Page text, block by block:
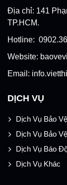
Địa chỉ: 141
TP.HCM.
Hotline:
Website:
Email:
DỊCH VỤ
Dịch Vụ Bảo
Dịch Vụ Bảo
Dịch Vụ Báo
Dịch Vụ Khác